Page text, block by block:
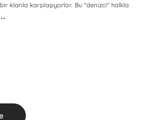
klanla karşılaşıyorlar. Bu "denizci" halkla